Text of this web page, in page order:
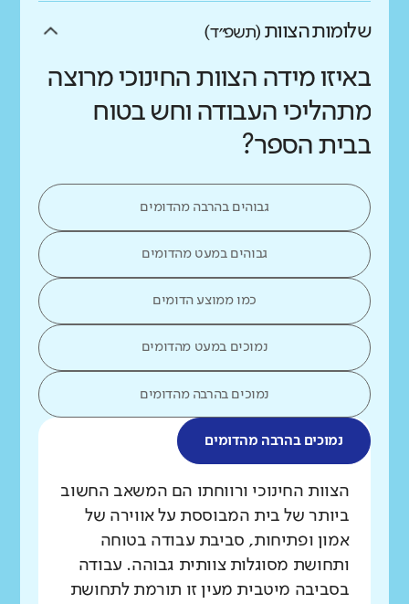
שלומות הצוות (תשפ״ד)
באיזו מידה הצוות החינוכי מרוצה
מתהליכי העבודה וחש בטוח
בבית הספר?
גבוהים בהרבה מהדומים
גבוהים במעט מהדומים
כמו ממוצע הדומים
נמוכים במעט מהדומים
נמוכים בהרבה מהדומים
נמוכים בהרבה מהדומים
מה בדקנו?
הצוות החינוכי ורווחתו הם המשאב החשוב
ביותר של בית המבוססת על אווירה של
אמון ופתיחות, סביבת עבודה בטוחה
ותחושת מסוגלות צוותית גבוהה. עבודה
בסביבה מיטבית מעין זו תורמת לתחושת